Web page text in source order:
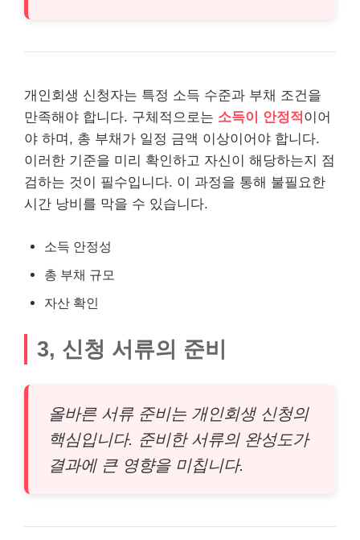
개인회생 신청자는 특정 소득 수준과 부채 조건을
만족해야 합니다. 구체적으로는 소득이 안정적 이어
야 하며, 총 부채가 일정 금액 이상이어야 합니다.
이러한 기준을 미리 확인하고 자신이 해당하는지 점
검하는 것이 필수입니다. 이 과정을 통해 불필요한
시간 낭비를 막을 수 있습니다.
소득 안정성
총 부채 규모
자산 확인
3, 신청 서류의 준비
올바른 서류 준비는 개인회생 신청의
핵심입니다. 준비한 서류의 완성도가
결과에 큰 영향을 미칩니다.